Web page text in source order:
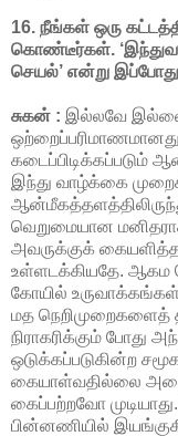
16. நீங்கள் ஒரு
கொண்டீர்கள்.
செயல்’ என்று
சுகன் : இல்லவே
இந்து வாழ்க்கை
வெறுமையான
அவருக்குக்
உள்ளடக்கியதே. ஆகம
கோயில் உருவாக்கங்கள்
மத நெறிமுறைகளைத்
நிராகரிக்கும் போது
ஒடுக்கப்படுகின்ற
கையாள்வதில்லை அதை
கைப்பற்றவோ
பின்னணியில்